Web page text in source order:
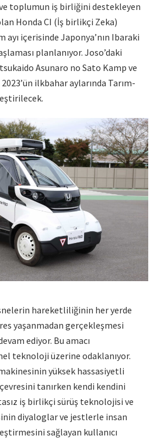
toplumun iş birliğini destekleyen
Honda CI (İş birlikçi Zeka)
ayı içerisinde Japonya’nın Ibaraki
planlanıyor. Joso’daki
Asunaro no Sato Kamp ve
ilkbahar aylarında Tarım-
hareketliliğinin her yerde
yaşanmadan gerçekleşmesi
ediyor. Bu amacı
teknoloji üzerine odaklanıyor.
yüksek hassasiyetli
tanırken kendi kendini
iş birlikçi sürüş teknolojisi ve
diyaloglar ve jestlerle insan
sağlayan kullanıcı